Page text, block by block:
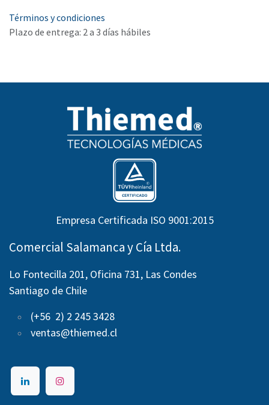
Términos y condiciones
Plazo de entrega: 2 a 3 días hábiles
Empresa Certificada ISO 9001:2015
Comercial Salamanca y Cía Ltda.
Lo Fontecilla 201, Oficina 731, Las Condes
Santiago de Chile
(+56 2) 2 245 3428
ventas@thiemed.cl